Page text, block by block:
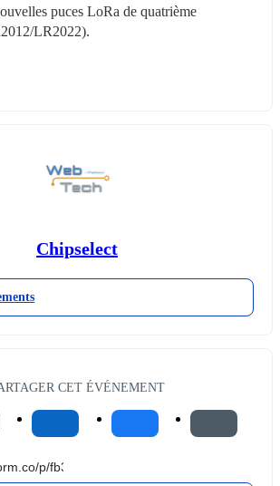
puces LoRa de quatrième
LR2022).
Chipselect
CET ÉVÉNEMENT